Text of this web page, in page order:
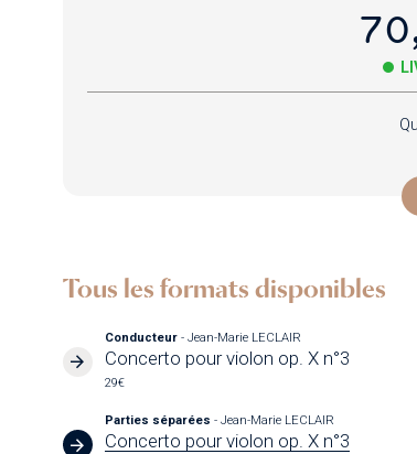
Tous les formats disponibles
Conducteur- Jean-Marie LECLAIR
Concerto pour violon op. X n°3
29€
Parties séparées- Jean-Marie LECLAIR
Concerto pour violon op. X n°3